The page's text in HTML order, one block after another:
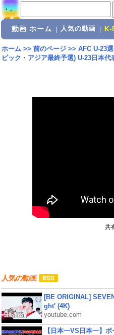
動画 ホーム 人気の動画 K-
ホーム>> 前のページ>> AFC U-23
ピック・アジア最終予選) U-23日本
共
人気の動画
[BE ORIGINAL]
ght' (4K)
youtube.com
【日本一VS日本一】